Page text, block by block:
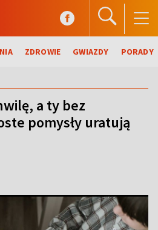
ZDROWIE GWIAZDY PORADY
a ty bez
pomysły uratują